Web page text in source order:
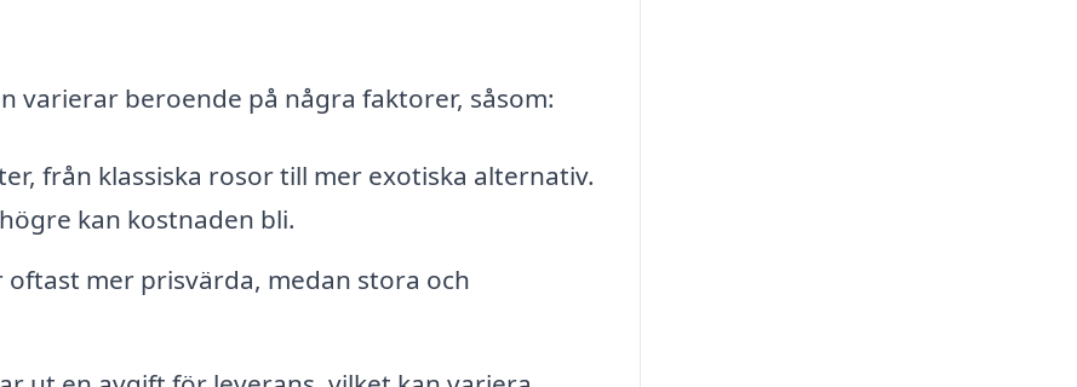
varierar beroende på några faktorer, såsom:
från klassiska rosor till mer exotiska alternativ.
kan kostnaden bli.
oftast mer prisvärda, medan stora och